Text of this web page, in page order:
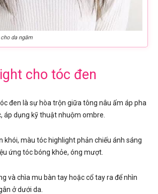
da ngăm
cho tóc đen
đen là sự hòa trộn giữa tông nâu ấm áp pha
áp dụng kỹ thuật nhuộm ombre.
khói, màu tóc highlight phản chiếu ánh sáng
ứng tóc bóng khỏe, óng mượt.
và chìa mu bàn tay hoặc cổ tay ra để nhìn
ở dưới da.